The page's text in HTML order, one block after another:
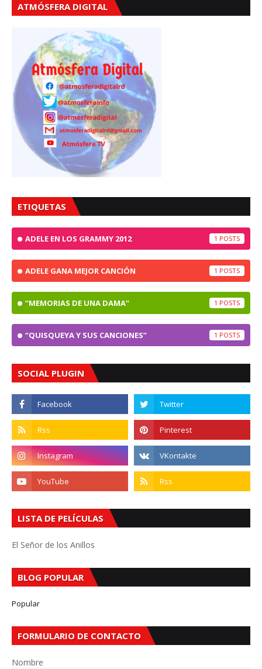
ATMÓSFERA DIGITAL
ETIQUETAS
ADELE EN LOS GRAMMY 2012 1
ADELE GANA MEJOR CANCIÓN 1
“MEMORIAS DE UNA DAMA” 1
“QUISQUEYA Y SUS CANCIONES” 1
SOCIAL PLUGIN
LISTA DE PELÍCULAS
El Señor de los Anillos
BLOG POPULAR
Popular
FORMULARIO DE CONTACTO
Nombre